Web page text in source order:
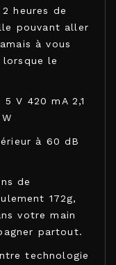
heures de
pouvant aller
à vous
lorsque le
V 420 mA 2,1
à 60 dB
de
172g,
votre main
partout.
technologie